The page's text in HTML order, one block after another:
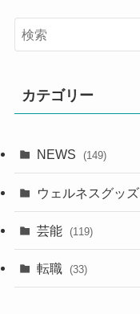
カテゴリー
NEWS (149)
ウェルネスグッズ
芸能 (119)
転職 (33)